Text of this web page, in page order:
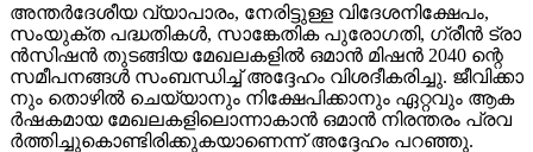
അ​ന്ത​ർ​ദേ​ശീ​യ വ്യാ​പാ​രം, നേ​രി​ട്ടു​ള്ള വി​ദേ​ശ​നി​ക്ഷേ​പം,
സം​യു​ക്ത പ​ദ്ധ​തി​ക​ൾ, സാ​ങ്കേ​തി​ക പു​രോ​ഗ​തി, ഗ്രീ​ൻ ട്രാ​
ൻ​സി​ഷ​ൻ തു​ട​ങ്ങി​യ മേ​ഖ​ല​ക​ളി​ൽ ഒ​മാ​ൻ മി​ഷ​ൻ 2040 ന്റെ ​
സ​മീ​പ​ന​ങ്ങ​ൾ സം​ബ​ന്ധി​ച്ച് അ​ദ്ദേ​ഹം വി​ശ​ദീ​ക​രി​ച്ചു. ജീ​വി​ക്കാ​
നും തൊ​ഴി​ൽ ചെ​യ്യാ​നും നി​ക്ഷേ​പി​ക്കാ​നും ഏ​റ്റ​വും ആ​ക​
ർ​ഷ​ക​മാ​യ മേ​ഖ​ല​ക​ളി​ലൊ​ന്നാ​കാ​ൻ ഒ​മാ​ൻ നി​ര​ന്ത​രം പ്ര​വ​
ർ​ത്തി​ച്ചു​കൊ​ണ്ടി​രി​ക്കു​ക​യാ​ണെ​ന്ന് അ​ദ്ദേ​ഹം പ​റ​ഞ്ഞു.